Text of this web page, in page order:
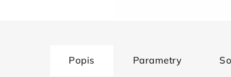
Popis Parametry